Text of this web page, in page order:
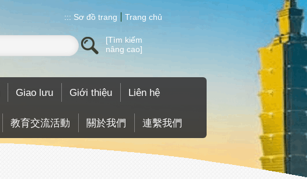
::: Sơ đồ trang Trang chủ
Tìm kiếm
nâng cao
Giao lưu Giới thiệu Liên hệ
教育交流活動 關於我們 連繫我們